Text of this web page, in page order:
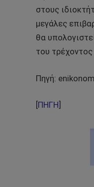
στους
μεγάλες
θα
του τρέχοντος
Πηγή:
ΠΗΓΗ